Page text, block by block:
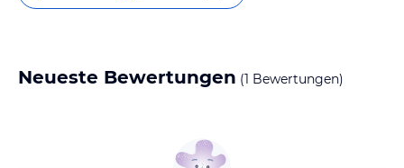
Neueste Bewertungen (1 Bewertungen)